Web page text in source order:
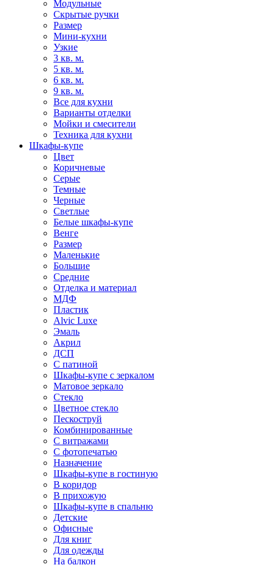
Модульные
Скрытые ручки
Размер
Мини-кухни
Узкие
3 кв. м.
5 кв. м.
6 кв. м.
9 кв. м.
Все для кухни
Варианты отделки
Мойки и смесители
Техника для кухни
Шкафы-купе
Цвет
Коричневые
Серые
Темные
Черные
Светлые
Белые шкафы-купе
Венге
Размер
Маленькие
Большие
Средние
Отделка и материал
МДФ
Пластик
Alvic Luxe
Эмаль
Акрил
ДСП
С патиной
Шкафы-купе с зеркалом
Матовое зеркало
Стекло
Цветное стекло
Пескоструй
Комбинированные
С витражами
С фотопечатью
Назначение
Шкафы-купе в гостиную
В коридор
В прихожую
Шкафы-купе в спальню
Детские
Офисные
Для книг
Для одежды
На балкон